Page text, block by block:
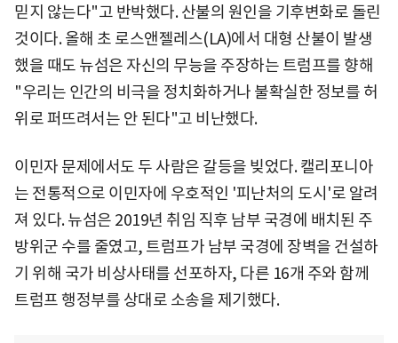
믿지 않는다"고 반박했다. 산불의 원인을 기후변화로 돌린
것이다. 올해 초 로스앤젤레스(LA)에서 대형 산불이 발생
했을 때도 뉴섬은 자신의 무능을 주장하는 트럼프를 향해
"우리는 인간의 비극을 정치화하거나 불확실한 정보를 허
위로 퍼뜨려서는 안 된다"고 비난했다.
이민자 문제에서도 두 사람은 갈등을 빚었다. 캘리포니아
는 전통적으로 이민자에 우호적인 '피난처의 도시'로 알려
져 있다. 뉴섬은 2019년 취임 직후 남부 국경에 배치된 주
방위군 수를 줄였고, 트럼프가 남부 국경에 장벽을 건설하
기 위해 국가 비상사태를 선포하자, 다른 16개 주와 함께
트럼프 행정부를 상대로 소송을 제기했다.